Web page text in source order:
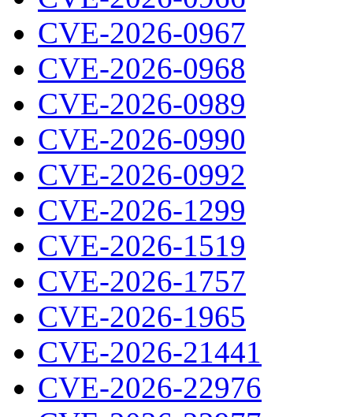
CVE-2026-0967
CVE-2026-0968
CVE-2026-0989
CVE-2026-0990
CVE-2026-0992
CVE-2026-1299
CVE-2026-1519
CVE-2026-1757
CVE-2026-1965
CVE-2026-21441
CVE-2026-22976